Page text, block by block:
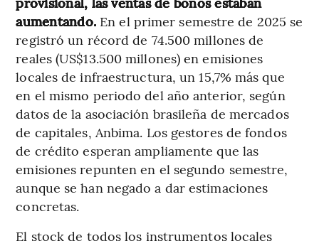
aumentando. En el primer semestre de 2025 se
registró un récord de 74.500 millones de
reales (US$13.500 millones) en emisiones
locales de infraestructura, un 15,7% más que
en el mismo periodo del año anterior, según
datos de la asociación brasileña de mercados
de capitales, Anbima. Los gestores de fondos
de crédito esperan ampliamente que las
emisiones repunten en el segundo semestre,
aunque se han negado a dar estimaciones
concretas.
El stock de todos los instrumentos locales